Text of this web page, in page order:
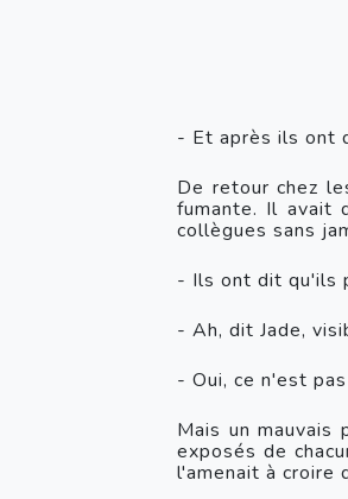
- Et après ils ont
De retour chez
fumante. Il avait
collègues sans
- Ils ont dit qu'ils
- Ah, dit Jade,
- Oui, ce n'est
Mais un
exposés de
l'amenait à croire